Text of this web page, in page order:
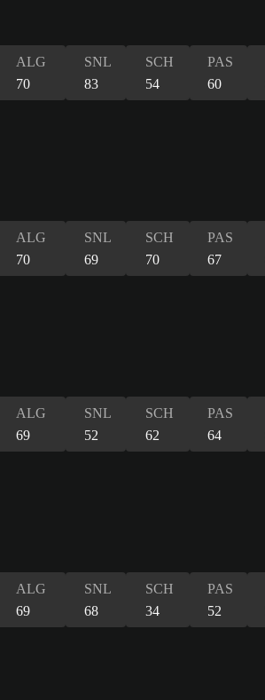
ALG
70
SNL
83
SCH
54
PAS
60
ALG
70
SNL
69
SCH
70
PAS
67
ALG
69
SNL
52
SCH
62
PAS
64
ALG
69
SNL
68
SCH
34
PAS
52